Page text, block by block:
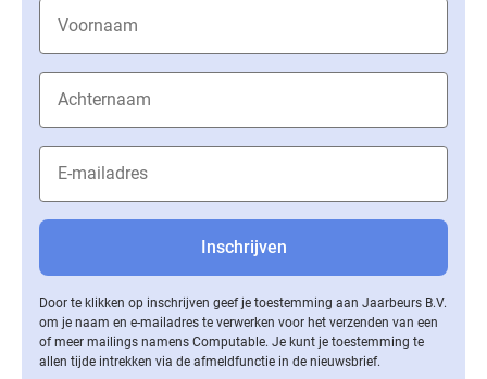
Door te klikken op inschrijven geef je toestemming aan Jaarbeurs B.V.
om je naam en e-mailadres te verwerken voor het verzenden van een
of meer mailings namens Computable. Je kunt je toestemming te
allen tijde intrekken via de af­meld­func­tie in de nieuwsbrief.